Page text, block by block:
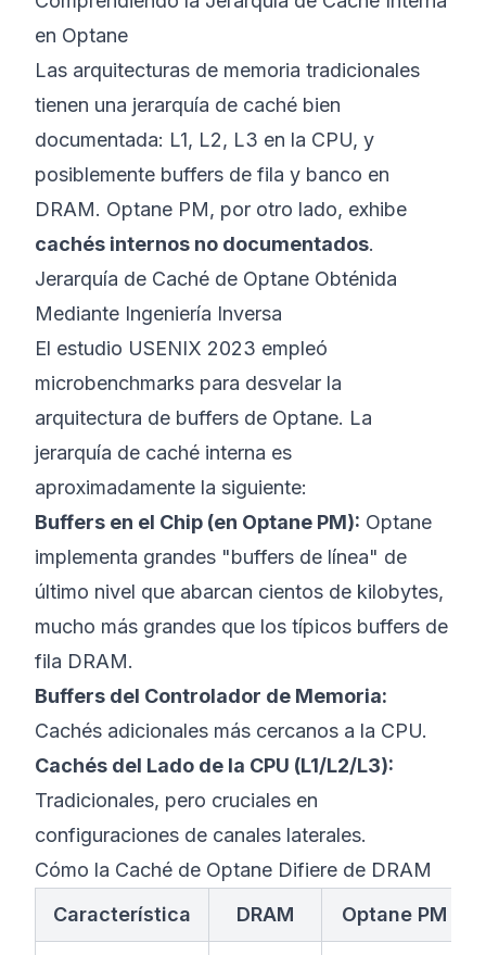
en Optane
Las arquitecturas de memoria tradicionales
tienen una jerarquía de caché bien
documentada: L1, L2, L3 en la CPU, y
posiblemente buffers de fila y banco en
DRAM. Optane PM, por otro lado, exhibe
cachés internos no documentados.
Jerarquía de Caché de Optane Obténida
Mediante Ingeniería Inversa
El estudio USENIX 2023 empleó
microbenchmarks para desvelar la
arquitectura de buffers de Optane. La
jerarquía de caché interna es
aproximadamente la siguiente:
Buffers en el Chip (en Optane PM): Optane
implementa grandes "buffers de línea" de
último nivel que abarcan cientos de kilobytes,
mucho más grandes que los típicos buffers de
fila DRAM.
Buffers del Controlador de Memoria:
Cachés adicionales más cercanos a la CPU.
Cachés del Lado de la CPU (L1/L2/L3):
Tradicionales, pero cruciales en
configuraciones de canales laterales.
Cómo la Caché de Optane Difiere de DRAM
Característica
DRAM Optane PM